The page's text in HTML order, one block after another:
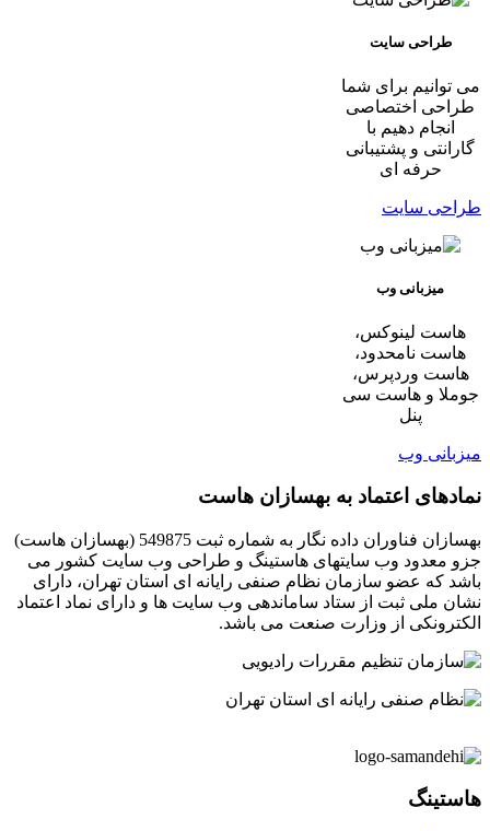
طراحی سایت
می توانیم برای شما
طراحی اختصاصی
انجام دهیم با
گارانتی و پشتیبانی
حرفه ای
طراحی سایت
میزبانی وب
هاست لینوکس،
هاست نامحدود،
هاست وردپرس،
جوملا و هاست سی
پنل
میزبانی وب
نمادهای اعتماد به بهسازان هاست
بهسازان فناوران داده نگار به شماره ثبت 549875 (بهسازان هاست)
جزو معدود وب سایتهای هاستینگ و طراحی وب سایت کشور می
باشد که عضو سازمان نظام صنفی رایانه ای استان تهران، دارای
نشان ملی ثبت از ستاد ساماندهی وب سایت ها و دارای نماد اعتماد
الکترونکی از وزارت صنعت می باشد.
هاستینگ